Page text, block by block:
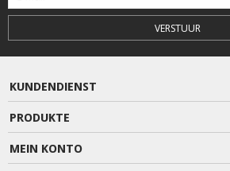
VERSTUUR
KUNDENDIENST
PRODUKTE
MEIN KONTO